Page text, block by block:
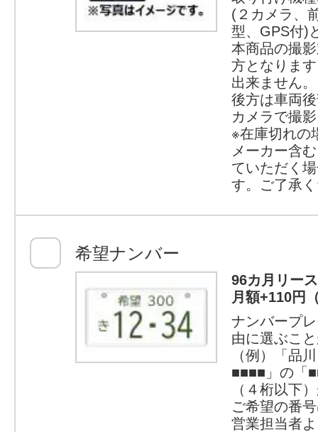
(２カメラ、
型、GPS付)
本商品の撮
方となりま
出来ません。
後方は車両
カメラで撮
※在庫切れの
メーカー含
ていただく
す。ご了承
希望ナンバー
96カ月リー
月額+110円
ナンバープ
由に選ぶこ
（例）「品
■■■■」の「
（４桁以下
ご希望の番
営業担当者